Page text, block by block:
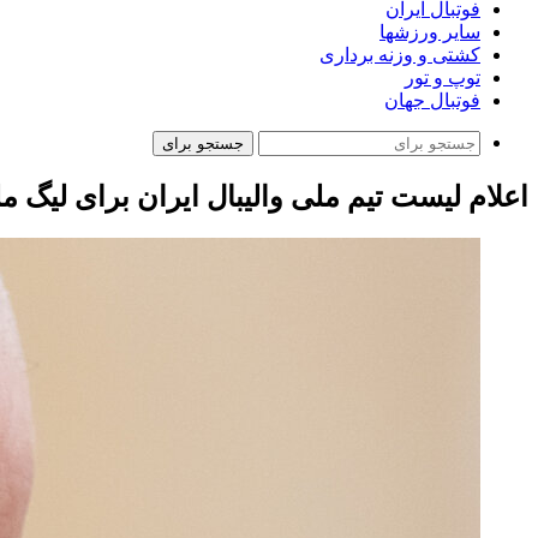
فوتبال ایران
سایر ورزشها
کشتی و وزنه برداری
توپ و تور
فوتبال جهان
جستجو برای
اعلام لیست تیم ملی والیبال ایران برای لیگ